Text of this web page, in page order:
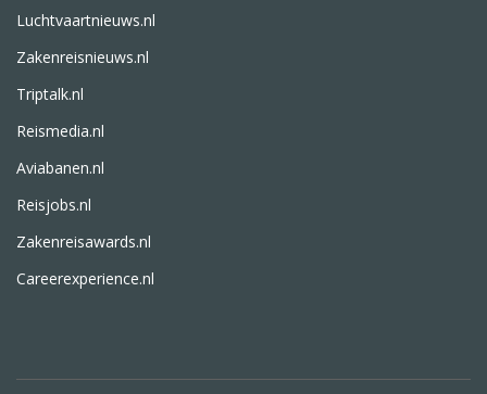
Luchtvaartnieuws.nl
Zakenreisnieuws.nl
Triptalk.nl
Reismedia.nl
Aviabanen.nl
Reisjobs.nl
Zakenreisawards.nl
Careerexperience.nl